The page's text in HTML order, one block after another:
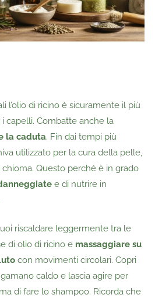
l’olio di ricino è sicuramente il più
capelli. Combatte anche la
la caduta. Fin dai tempi più
utilizzato per la cura della pelle,
Questo perché è in grado
e di nutrire in
riscaldare leggermente tra le
di olio di ricino e massaggiare su
con movimenti circolari. Copri
caldo e lascia agire per
di fare lo shampoo. Ricorda che